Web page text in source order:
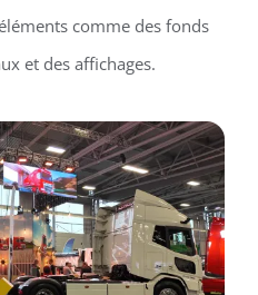
comme des fonds
et des affichages.